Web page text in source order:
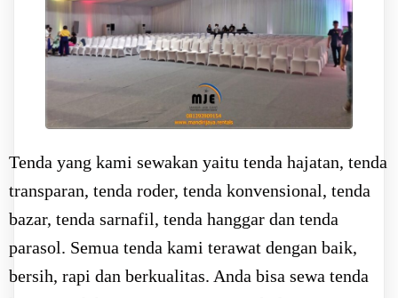
Tenda yang kami sewakan yaitu tenda hajatan, tenda
transparan, tenda roder, tenda konvensional, tenda
bazar, tenda sarnafil, tenda hanggar dan tenda
parasol. Semua tenda kami terawat dengan baik,
bersih, rapi dan berkualitas. Anda bisa sewa tenda